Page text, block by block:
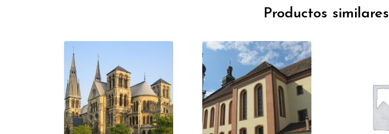
Productos similares